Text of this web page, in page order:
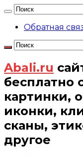
Обратная
Abali.ru
бесплатно
картинки,
иконки,
сканы,
другое